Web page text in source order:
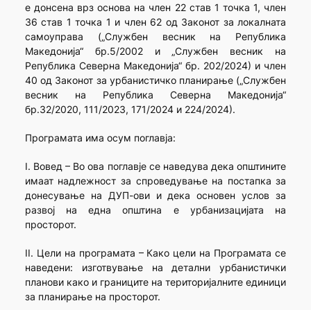
е донсена врз основа на член 22 став 1 точка 1, член
36 став 1 точка 1 и член 62 од Законот за локалната
самоуправа („Службен весник на Република
Македонија“ бр.5/2002 и „Службен весник на
Република Северна Македонија“ бр. 202/2024) и член
40 од Законот за урбанистичко планирање („Службен
весник на Република Северна Македонија“
бр.32/2020, 111/2023, 171/2024 и 224/2024).
Програмата има осум поглавја:
I. Вовед – Во ова поглавје се наведува дека општините
имаат надлежност за спроведување на постапка за
донесување на ДУП-ови и дека основен услов за
развој на една општина е урбанизацијата на
просторот.
II. Цели на програмата – Како цели на Програмата се
наведени: изготвување на детални урбанистички
планови како и границите на територијалните единици
за планирање на просторот.